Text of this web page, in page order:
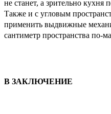
не станет, а зрительно кухня
Также и с угловым
применить выдвижные
сантиметр пространства по-
В ЗАКЛЮЧЕНИЕ